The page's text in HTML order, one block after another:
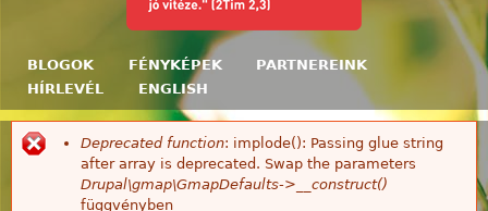
BLOGOK FÉNYKÉPEK
PARTNEREINK
HÍRLEVÉL
ENGLISH
Hibaüzenet
Deprecated function: implode(): Passing glue string
after array is deprecated. Swap the parameters
Drupal\gmap\GmapDefaults->__construct()
függvényben